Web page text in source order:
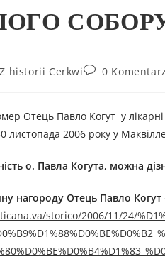
Z historii Cerkwi 0
Отець Павло Когут у
листопада 2006 року у
о. Павла Когута, можна
нагороду Отець Павло Когут
storico/2006/11/24/